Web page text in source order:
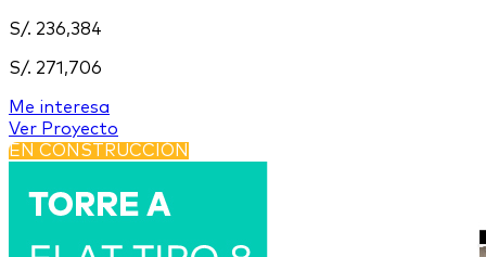
S/. 236,384
S/. 271,706
Me interesa
Ver Proyecto
EN CONSTRUCCIÓN